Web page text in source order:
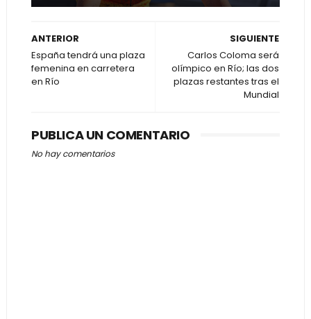
SIGUIENTE
Carlos Coloma será
olímpico en Río; las dos
plazas restantes tras el
Mundial
ANTERIOR
España tendrá una plaza
femenina en carretera
en Río
PUBLICA UN COMENTARIO
No hay comentarios